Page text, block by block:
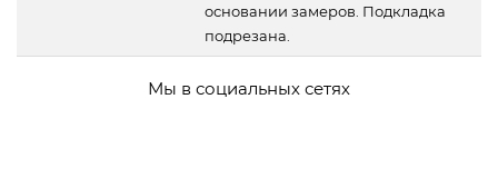
основании замеров. Подкладка
подрезана.
Мы в социальных сетях